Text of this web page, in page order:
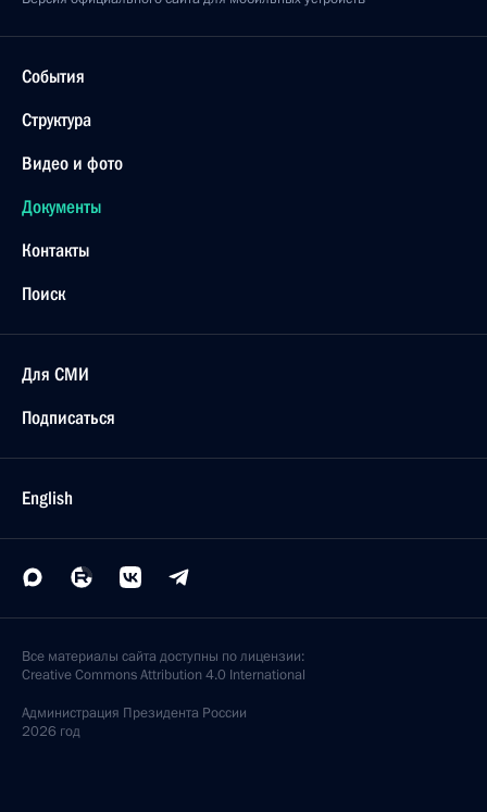
События
Структура
Видео и фото
Документы
Контакты
Поиск
Для СМИ
Подписаться
English
Все материалы сайта доступны по лицензии:
Creative Commons Attribution 4.0 International
Администрация Президента России
2026 год